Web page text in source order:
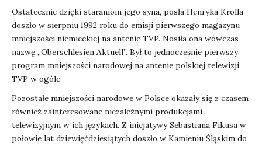
Ostatecznie dzięki staraniom jego syna, posła Henryka Krolla
doszło w sierpniu 1992 roku do emisji pierwszego magazynu
mniejszości niemieckiej na antenie TVP. Nosiła ona wówczas
nazwę „Oberschlesien Aktuell”. Był to jednocześnie pierwszy
program mniejszości narodowej na antenie polskiej telewizji
TVP w ogóle.
Pozostałe mniejszości narodowe w Polsce okazały się z czasem
również zainteresowane niezależnymi produkcjami
telewizyjnym w ich językach. Z inicjatywy Sebastiana Fikusa w
połowie lat dziewięćdziesiątych doszło w Kamieniu Śląskim do